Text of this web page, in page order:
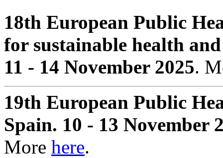
18th European Public
for sustainable health
11 - 14 November 2025.
19th European Public
Spain. 10 - 13 November
More here.